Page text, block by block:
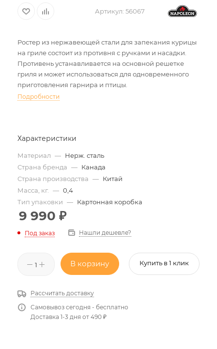
Артикул: 56067
Ростер из нержавеющей стали для запекания курицы
на гриле состоит из противня с ручками и насадки.
Противень устанавливается на основной решетке
гриля и может использоваться для одновременного
приготовления гарнира и птицы.
Подробности
Характеристики
Материал — Нерж. сталь
Страна бренда — Канада
Страна производства — Китай
Масса, кг.
— 0,4
Тип упаковки — Картонная коробка
9 990 ₽
Под заказ Нашли дешевле?
В корзину Купить в 1 клик
Рассчитать доставку
Самовывоз сегодня - бесплатно
Доставка 1-3 дня от 490 ₽